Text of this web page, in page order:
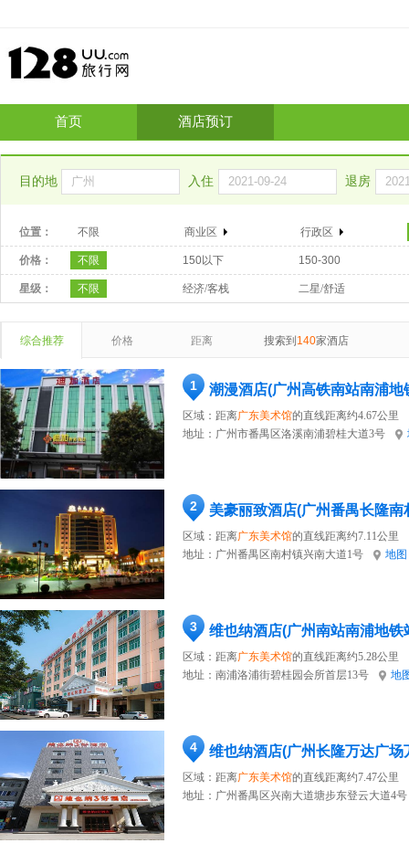
首页 酒店预订
目的地 入住 退房
位置： 不限 商业区 行政区
价格： 不限 150以下 150-300
星级： 不限 经济/客栈 二星/舒适
综合推荐 价格 距离 搜索到 140家酒店
1 潮漫酒店(广州高铁南站南浦地
区域：距离广东美术馆的直线距离约4.67公里
地址： 广州市番禺区洛溪南浦碧桂大道3号
2 美豪丽致酒店(广州番禺长隆南
区域：距离广东美术馆的直线距离约7.11公里
地址： 广州番禺区南村镇兴南大道1号 地图
3 维也纳酒店(广州南站南浦地铁
区域：距离广东美术馆的直线距离约5.28公里
地址： 南浦洛浦街碧桂园会所首层13号 地
4 维也纳酒店(广州长隆万达广场
区域：距离广东美术馆的直线距离约7.47公里
地址： 广州番禺区兴南大道塘步东登云大道4号